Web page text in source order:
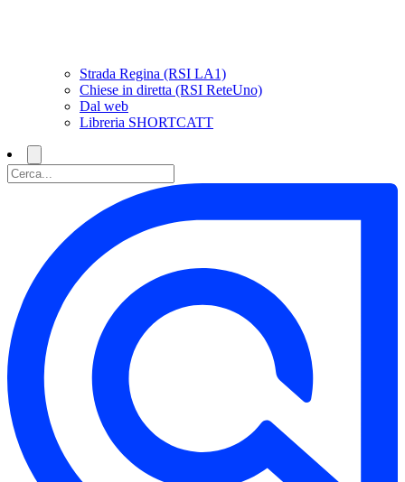
Strada Regina (RSI LA1)
Chiese in diretta (RSI ReteUno)
Dal web
Libreria SHORTCATT